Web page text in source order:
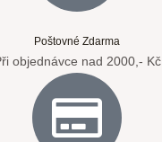
Poštovné Zdarma
objednávce nad 2000,- Kč